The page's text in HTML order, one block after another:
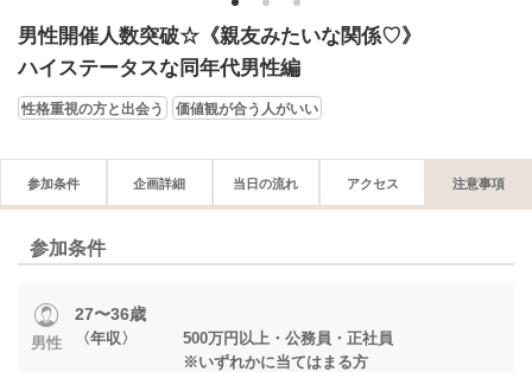
1 2 3
男性開催人数突破☆《親友みたいな関係♡》
ハイステータスな同年代男性編
性格重視の方と出会う 価値観が合う人がいい
参加条件 企画詳細 当日の流れ アクセス 注意事項
参加条件
男性
27〜36歳
〈年収〉 500万円以上・公務員・正社員
※いずれかに当てはまる方